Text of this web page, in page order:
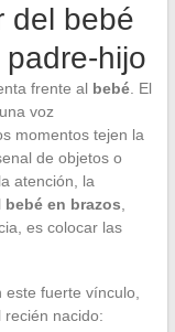
del bebé
hijo
frente al bebé. El
voz
momentos tejen la
de objetos o
atención, la
bebé en brazos
es colocar las
fuerte vínculo,
nacido: